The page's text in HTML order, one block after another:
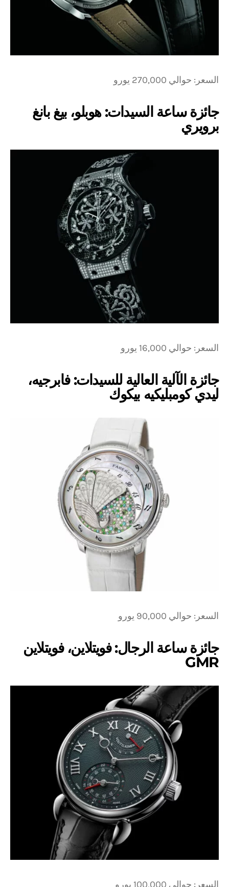
السعر: حوالي 270,000 يورو
جائزة ساعة السيدات: هوبلو، بيغ بانغ
برويري
السعر: حوالي 16,000 يورو
جائزة الآلية العالية للسيدات: فابرجيه،
ليدي كومبليكيه بيكوك
السعر: حوالي 90,000 يورو
جائزة ساعة الرجال: فويتلاين، فويتلاين
GMR
السعر: حوالي 100,000 يورو